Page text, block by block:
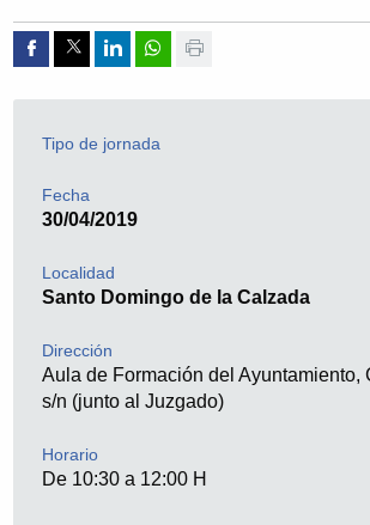
Compartir por Facebook
Compartir por Twitter
Compartir por Linkedin
Compartir por whatsapp
Imprimir
Tipo de jornada
Fecha
30/04/2019
Localidad
Santo Domingo de la Calzada
Dirección
Aula de Formación del Ayuntamiento,
s/n (junto al Juzgado)
Horario
De 10:30 a 12:00 H